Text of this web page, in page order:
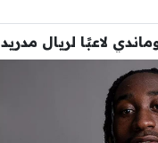
لاعبًا لريال مدريد